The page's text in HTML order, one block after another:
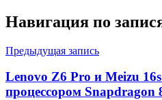
Навигация по
Предыдущая запись
Lenovo Z6 Pro и Meizu
процессором Snapdragon